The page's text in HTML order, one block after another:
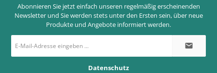
Abonnieren Sie jetzt einfach unseren regelmäßig erscheinenden
Newsletter und Sie werden stets unter den Ersten sein, über neue
Produkte und Angebote informiert werden.
Mail-
*
Datenschutz